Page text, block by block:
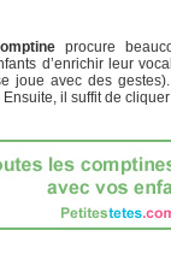
procure
d’enrichir leur
joue avec des
il suffit de